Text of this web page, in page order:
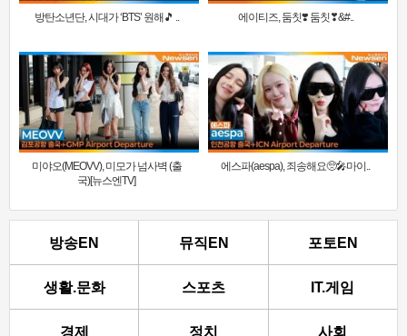
방탄소년단, 시대가 ‘BTS’ 원해🎵 .. 에이티즈, 둠칫❣️ 둠칫❣&#..
미야오(MEOVV), 미모가 넘사벽 (출
국)[뉴스엔TV]
에스파(aespa), 죄송해요🥺🎤마이..
방송EN 뮤직EN 포토EN
생활.문화 스포츠 IT.게임
경제 정치 사회